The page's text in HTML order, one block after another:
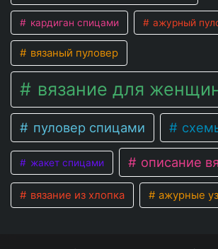
кардиган спицами ажурный
вязаный пуловер
вязание для
пуловер спицами
жакет спицами описание
вязание из хлопка ажурные